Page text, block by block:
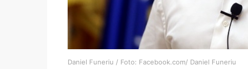
Daniel Funeriu / Foto: Facebook.com/ Daniel Funeriu